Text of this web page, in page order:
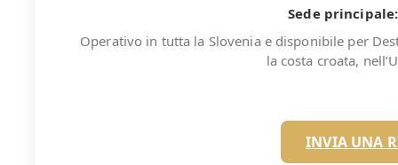
Sede principale:
Operativo in tutta la Slovenia e disponibile per
la costa croata,
INVIA UNA